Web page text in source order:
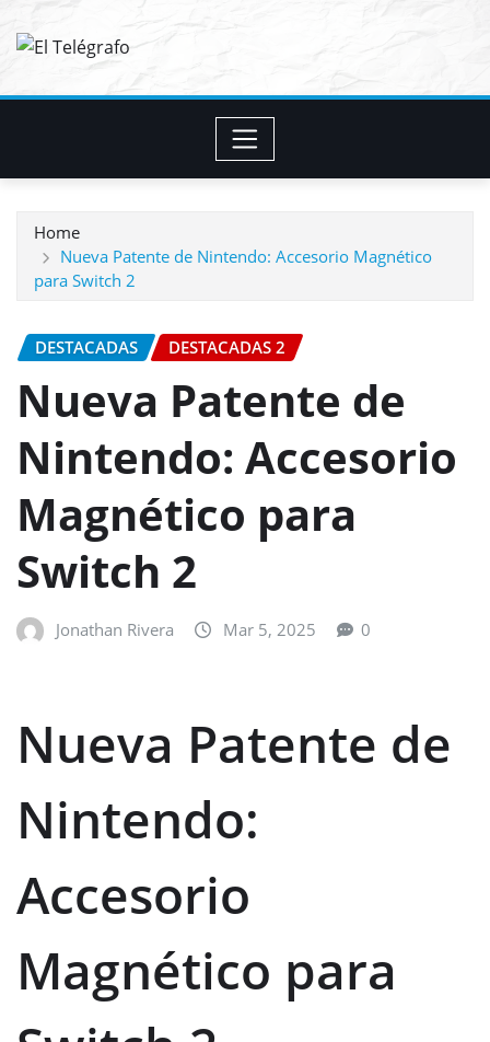
Home
Nueva Patente de Nintendo: Accesorio Magnético
para Switch 2
DESTACADAS DESTACADAS 2
Nueva Patente de
Nintendo: Accesorio
Magnético para
Switch 2
Jonathan Rivera Mar 5, 2025 0
Nueva Patente de
Nintendo:
Accesorio
Magnético para